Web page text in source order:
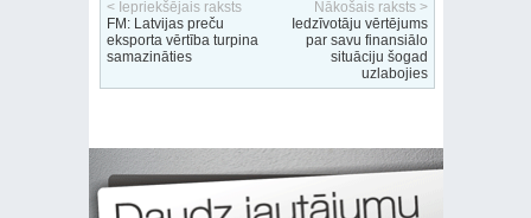
< Iepriekšējais raksts
FM: Latvijas preču
eksporta vērtība turpina
samazināties
Nākošais raksts >
Iedzīvotāju vērtējums
par savu finansiālo
situāciju šogad
uzlabojies